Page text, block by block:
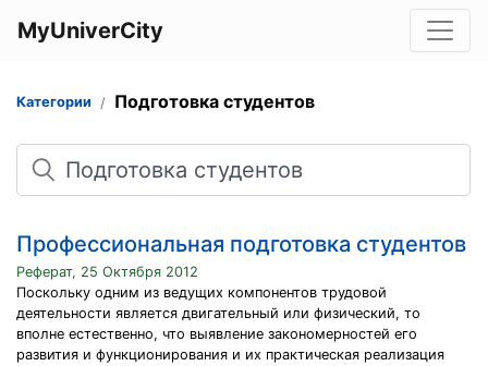
MyUniverCity
Категории Подготовка студентов
Поиск
Профессиональная подготовка студентов
Реферат, 25 Октября 2012
Поскольку одним из ведущих компонентов трудовой
деятельности является двигательный или физический, то
вполне естественно, что выявление закономерностей его
развития и функционирования и их практическая реализация